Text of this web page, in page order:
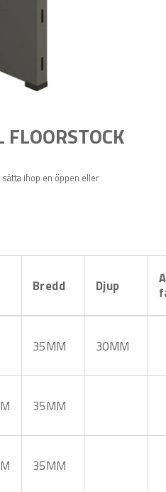
ihop en öppen eller
Bredd Djup
35MM 30MM
35MM
35MM